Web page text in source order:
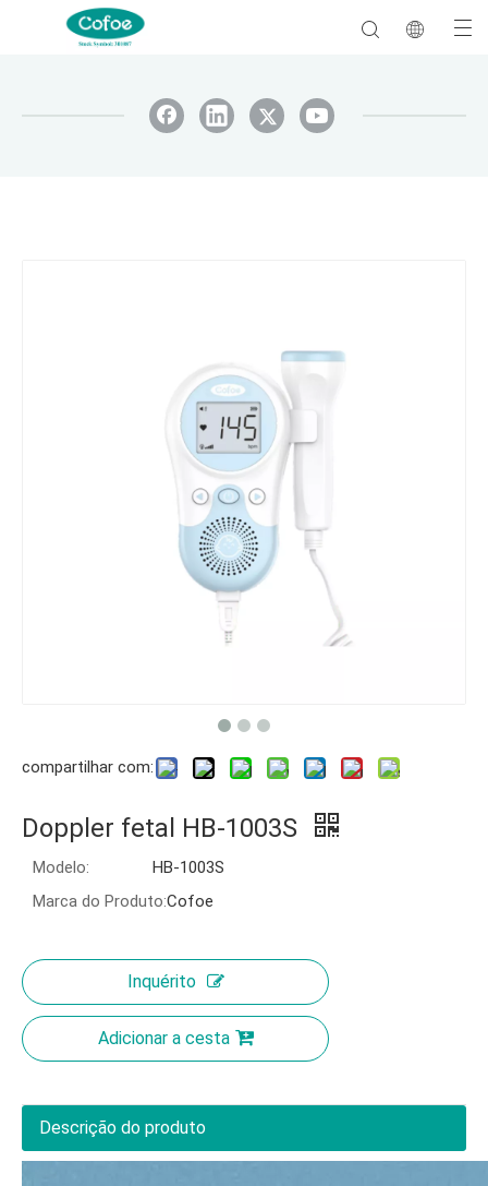
compartilhar com:
Doppler fetal HB-1003S
Modelo:
HB-1003S
Marca do Produto:Cofoe
Inquérito
Adicionar a cesta
Descrição do produto